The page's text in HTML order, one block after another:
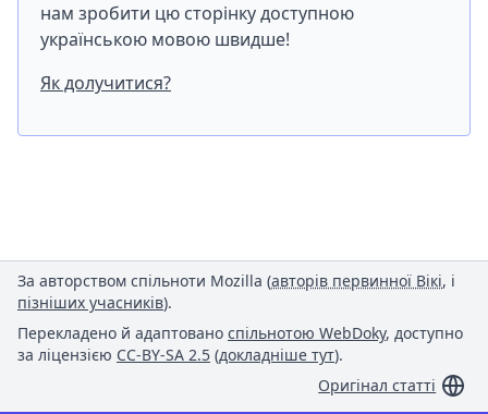
нам зробити цю сторінку доступною
українською мовою швидше!
Як долучитися?
За авторством спільноти Mozilla (авторів первинної Вікі, і
пізніших учасників).
Перекладено й адаптовано спільнотою WebDoky, доступно
за ліцензією CC-BY-SA 2.5 (докладніше тут).
Оригінал статті